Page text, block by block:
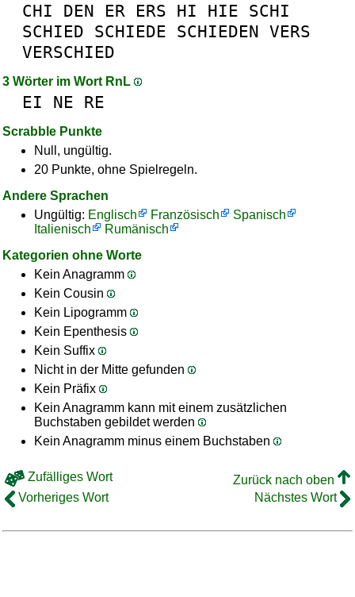
CHI DEN ER ERS HI HIE SCHI
SCHIED SCHIEDE SCHIEDEN VERS
VERSCHIED
3 Wörter im Wort RnL
EI NE RE
Scrabble Punkte
Null, ungültig.
20 Punkte, ohne Spielregeln.
Andere Sprachen
Ungültig: Englisch Französisch
Spanisch
Italienisch
Rumänisch
Kategorien ohne Worte
Kein Anagramm
Kein Cousin
Kein Lipogramm
Kein Epenthesis
Kein Suffix
Nicht in der Mitte gefunden
Kein Präfix
Kein Anagramm kann mit einem zusätzlichen
Buchstaben gebildet werden
Kein Anagramm minus einem Buchstaben
Zufälliges Wort
Zurück nach oben
Vorheriges Wort
Nächstes Wort